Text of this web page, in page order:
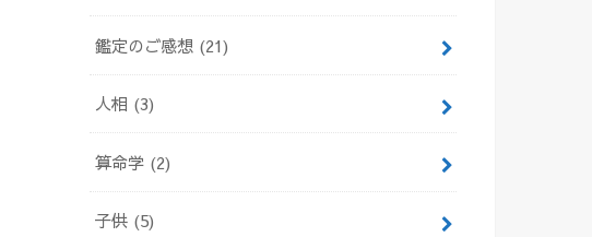
鑑定のご感想 (21)
人相 (3)
算命学 (2)
子供 (5)